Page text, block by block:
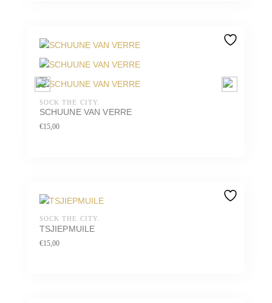
SOCK THE CITY.
SCHUUNE VAN VERRE
€15,00
SOCK THE CITY.
TSJIEPMUILE
€15,00